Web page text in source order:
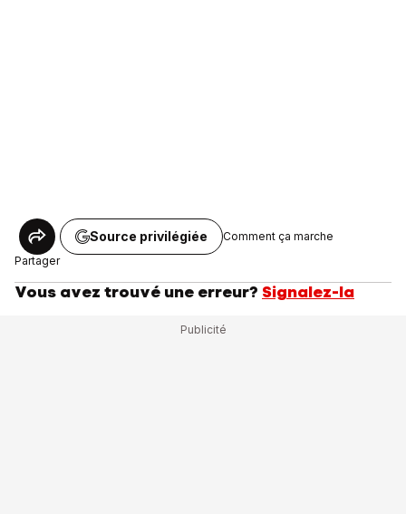
Partager
Source privilégiée Comment ça marche
Vous avez trouvé une erreur? Signalez-la